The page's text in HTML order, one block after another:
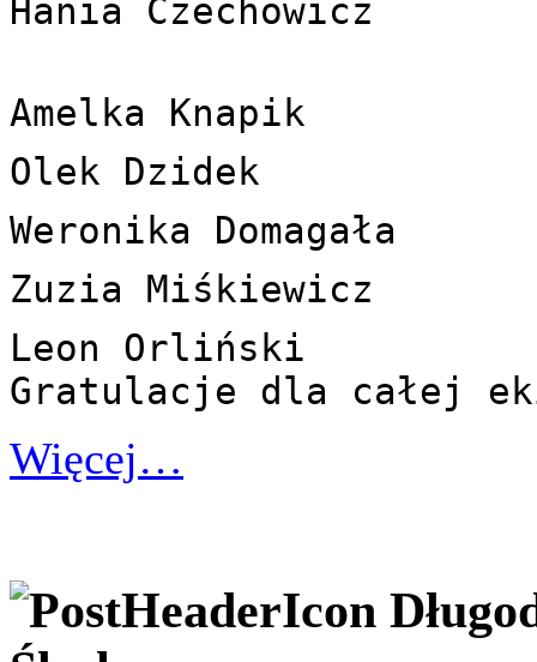
Hania Czechowicz
Amelka Knapik
Olek Dzidek
Weronika Domagała
Zuzia Miśkiewicz
Leon Orliński
Gratulacje dla całej
Więcej…